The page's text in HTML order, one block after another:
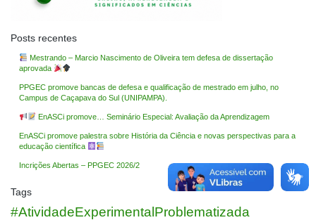
Posts recentes
Mestrando – Marcio Nascimento de Oliveira tem defesa de dissertação
aprovada
PPGEC promove bancas de defesa e qualificação de mestrado em julho, no
Campus de Caçapava do Sul (UNIPAMPA).
EnASCi promove… Seminário Especial: Avaliação da Aprendizagem
EnASCi promove palestra sobre História da Ciência e novas perspectivas para a
educação científica
Incrições Abertas – PPGEC 2026/2
Tags
#AtividadeExperimentalProblematizada